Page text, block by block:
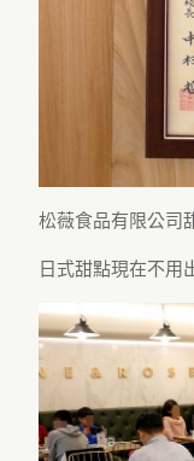
松薇食品有限公司
日式甜點現在不用